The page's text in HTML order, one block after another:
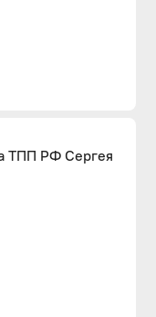
ТПП РФ Сергея